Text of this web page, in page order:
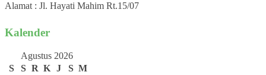
Alamat : Jl. Hayati Mahim Rt.15/07
Kalender
Agustus 2026
S
S R K J S M